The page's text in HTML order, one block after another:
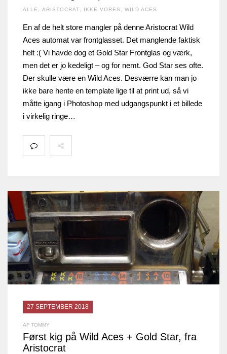
ALLE , ARISTOCRAT, IKKE VORES , WILD ACES
En af de helt store mangler på denne Aristocrat Wild
Aces automat var frontglasset. Det manglende faktisk
helt :( Vi havde dog et Gold Star Frontglas og værk,
men det er jo kedeligt – og for nemt. God Star ses ofte.
Der skulle være en Wild Aces. Desværre kan man jo
ikke bare hente en template lige til at print ud, så vi
måtte igang i Photoshop med udgangspunkt i et billede
i virkelig ringe…
27 SEPTEMBER 2018
AF TOMMY
Først kig på Wild Aces + Gold Star, fra
Aristocrat